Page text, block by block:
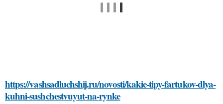
https://vashsadluchshij.ru/novosti/kakie-tipy-fartukov-dlya-
kuhni-sushchestvuyut-na-rynke